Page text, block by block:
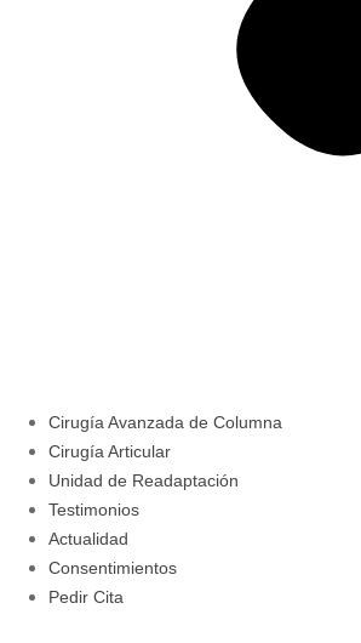
Cirugía Avanzada de Columna
Cirugía Articular
Unidad de Readaptación
Testimonios
Actualidad
Consentimientos
Pedir Cita